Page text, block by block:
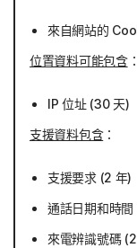
來自網站的
位置資料可能包含：
IP 位址 (30 天)
支援資料包含：
支援要求 (2 年)
通話日期和時間
來電辨識號碼